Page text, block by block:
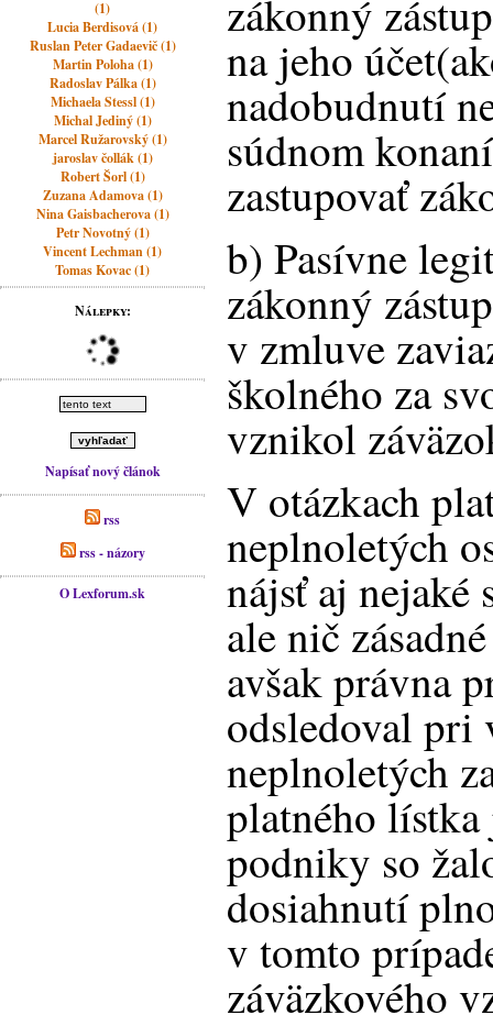
(1)
Lucia Berdisová (1)
Ruslan Peter Gadaevič (1)
Martin Poloha (1)
Radoslav Pálka (1)
Michaela Stessl (1)
Michal Jediný (1)
Marcel Ružarovský (1)
jaroslav čollák (1)
Robert Šorl (1)
Zuzana Adamova (1)
Nina Gaisbacherova (1)
Petr Novotný (1)
Vincent Lechman (1)
Tomas Kovac (1)
Nálepky:
Napísať nový článok
rss
rss - názory
O Lexforum.sk
zákonný
na jeho
nadobudnutí
súdnom
zastupovať
b) Pasívne
zákonný
v zmluve
školného za
vznikol
V otázkach
neplnoletých
nájsť aj nejaké
ale nič
avšak právna
odsledoval pri
neplnoletých
platného lístka
podniky so
dosiahnutí
v tomto
záväzkového